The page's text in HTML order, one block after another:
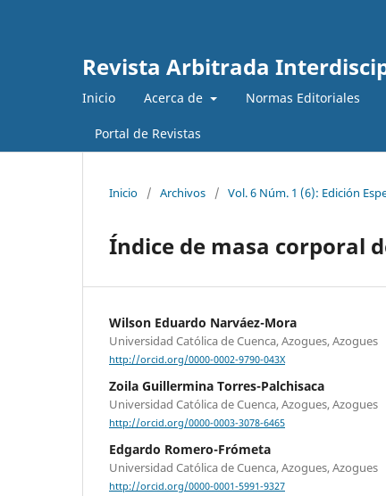
Revista Arbitrada
Inicio Acerca de Normas Editoriales
Portal de Revistas
Inicio / Archivos / Vol. 6 Núm. 1 (6): Edición
Índice de masa corporal
Wilson Eduardo Narváez-Mora
Universidad Católica de Cuenca, Azogues, Azogues
http://orcid.org/0000-0002-9790-043X
Zoila Guillermina Torres-Palchisaca
Universidad Católica de Cuenca, Azogues, Azogues
http://orcid.org/0000-0003-3078-6465
Edgardo Romero-Frómeta
Universidad Católica de Cuenca, Azogues, Azogues
http://orcid.org/0000-0001-5991-9327